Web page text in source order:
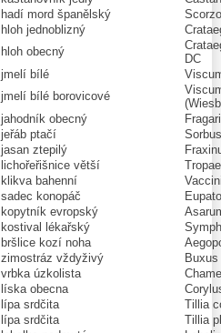
hadí mord španělský
hloh jednoblizný
hloh obecný
DC
jmelí bílé
jmelí bílé borovicové
jahodník obecný
jeřáb ptačí
jasan ztepilý
lichořeřišnice větší
klikva bahenní
sadec konopáč
kopytník evropský
kostival lékařský
bršlice kozí noha
zimostráz vždyživý
vrbka úzkolista
líska obecna
lípa srdčita
Tillia
lípa srdčita
Tillia